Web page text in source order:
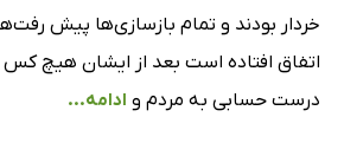
مردم دنیا خسته شده‌اند
بازگشت به چوپانی
ملاقات با رنج واقعی
خردار بودند و تمام بازسازی‌ها ‌پیش
اتفاق افتاده است بعد از ایشان هیچ
درست حسابی به مردم و ادامه...